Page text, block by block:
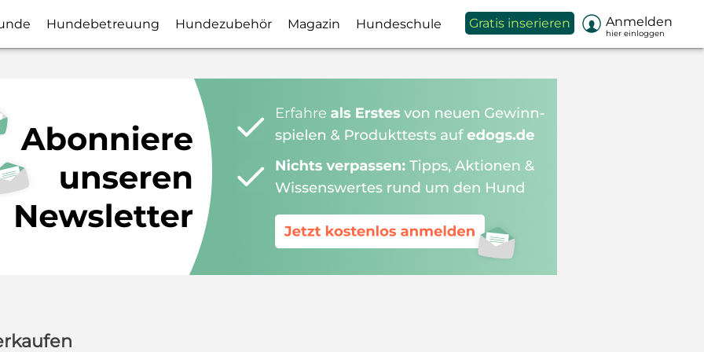
Hundebetreuung Hundezubehör Magazin Hundeschule Gratis inserieren  Anmelden
hier einloggen